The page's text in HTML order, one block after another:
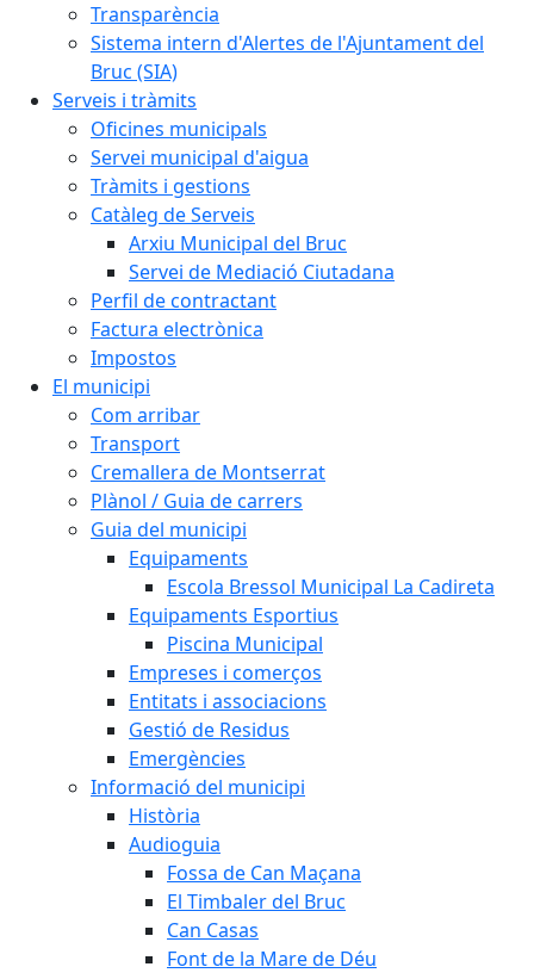
Transparència
Sistema intern d'Alertes de l'Ajuntament del
Bruc (SIA)
Serveis i tràmits
Oficines municipals
Servei municipal d'aigua
Tràmits i gestions
Catàleg de Serveis
Arxiu Municipal del Bruc
Servei de Mediació Ciutadana
Perfil de contractant
Factura electrònica
Impostos
El municipi
Com arribar
Transport
Cremallera de Montserrat
Plànol / Guia de carrers
Guia del municipi
Equipaments
Escola Bressol Municipal La Cadireta
Equipaments Esportius
Piscina Municipal
Empreses i comerços
Entitats i associacions
Gestió de Residus
Emergències
Informació del municipi
Història
Audioguia
Fossa de Can Maçana
El Timbaler del Bruc
Can Casas
Font de la Mare de Déu